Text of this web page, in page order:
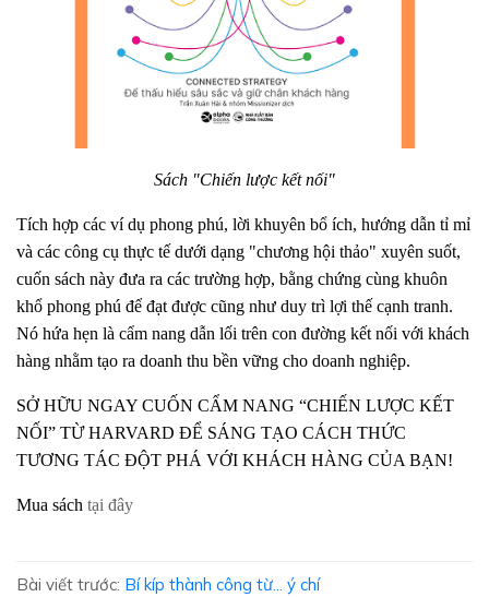
Sách "Chiến lược kết nối"
Tích hợp các ví dụ phong phú, lời khuyên bổ ích, hướng dẫn tỉ mỉ
và các công cụ thực tế dưới dạng "chương hội thảo" xuyên suốt,
cuốn sách này đưa ra các trường hợp, bằng chứng cùng khuôn
khổ phong phú để đạt được cũng như duy trì lợi thế cạnh tranh.
Nó hứa hẹn là cẩm nang dẫn lối trên con đường kết nối với khách
hàng nhằm tạo ra doanh thu bền vững cho doanh nghiệp.
SỞ HỮU NGAY CUỐN CẨM NANG “CHIẾN LƯỢC KẾT
NỐI” TỪ HARVARD ĐỂ SÁNG TẠO CÁCH THỨC
TƯƠNG TÁC ĐỘT PHÁ VỚI KHÁCH HÀNG CỦA BẠN!
Mua sách tại đây
Bài viết trước: Bí kíp thành công từ... ý chí